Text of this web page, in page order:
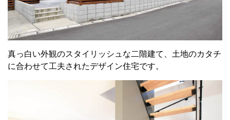
真っ白い外観のスタイリッシュな二階建て、土地のカタチ
に合わせて工夫されたデザイン住宅です。